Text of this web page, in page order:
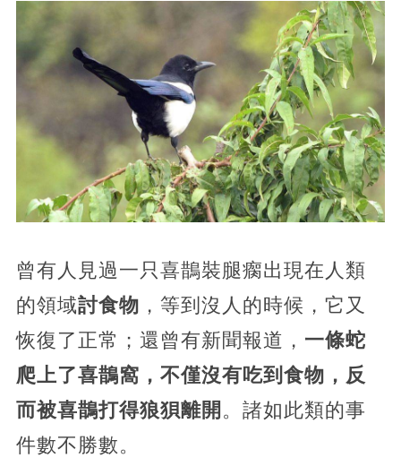
曾有人見過一只喜鵲裝腿瘸出現在人類
的領域討食物 ，等到沒人的時候，它又
恢復了正常；還曾有新聞報道， 一條蛇
爬上了喜鵲窩，不僅沒有吃到食物，反
而被喜鵲打得狼狽離開 。諸如此類的事
件數不勝數。